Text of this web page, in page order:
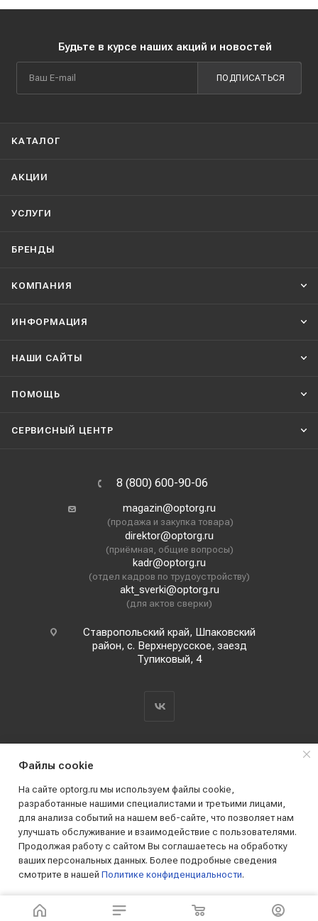
Будьте в курсе наших акций и новостей
ПОДПИСАТЬСЯ
КАТАЛОГ
АКЦИИ
УСЛУГИ
БРЕНДЫ
КОМПАНИЯ
ИНФОРМАЦИЯ
НАШИ CАЙТЫ
ПОМОЩЬ
СЕРВИСНЫЙ ЦЕНТР
8 (800) 600-90-06
magazin@optorg.ru
(продажа и закупка товара)
direktor@optorg.ru
(приёмная, общие вопросы)
kadr@optorg.ru
(отдел кадров по трудоустройству)
akt_sverki@optorg.ru
(для актов сверки)
Ставропольский край, Шпаковский
район, с. Верхнерусское, заезд
Тупиковый, 4
2019 - 2026 © АО КПК "Ставропольстройопторг"
Все права защищены
Файлы cookie
На сайте optorg.ru мы используем файлы cookie,
разработанные нашими специалистами и третьими лицами,
для анализа событий на нашем веб-сайте, что позволяет нам
улучшать обслуживание и взаимодействие с пользователями.
Продолжая работу с сайтом Вы соглашаетесь на обработку
ваших персональных данных. Более подробные сведения
смотрите в нашей Политике конфиденциальности.
ПРИНИМАЮ